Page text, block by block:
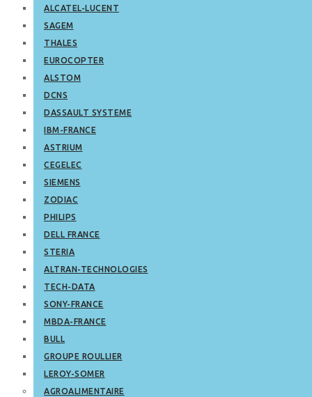
ALCATEL-LUCENT
SAGEM
THALES
EUROCOPTER
ALSTOM
DCNS
DASSAULT SYSTEME
IBM-FRANCE
ASTRIUM
CEGELEC
SIEMENS
ZODIAC
PHILIPS
DELL FRANCE
STERIA
ALTRAN-TECHNOLOGIES
TECH-DATA
SONY-FRANCE
MBDA-FRANCE
BULL
GROUPE ROULLIER
LEROY-SOMER
AGROALIMENTAIRE